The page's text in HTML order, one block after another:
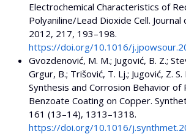
Electrochemical Characteristics of
Polyaniline/Lead Dioxide Cell.
2012, 217, 193–198.
https://doi.org/10.1016/
Gvozdenović, M. M.; Jugović, B. Z.;
Grgur, B.; Trišović, T. Lj.; Jugović, Z.
Synthesis and Corrosion Behavior of
Benzoate Coating on Copper.
161 (13–14), 1313–1318.
https://doi.org/10.1016/